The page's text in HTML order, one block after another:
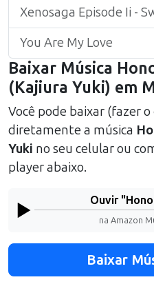
Xenosaga Episode Ii -
You Are My Love
Baixar Música
(Kajiura Yuki) em
Você pode baixar (fazer
diretamente a música
Yuki no seu celular ou
player abaixo.
Ouvir "
na Amazon
Baixar